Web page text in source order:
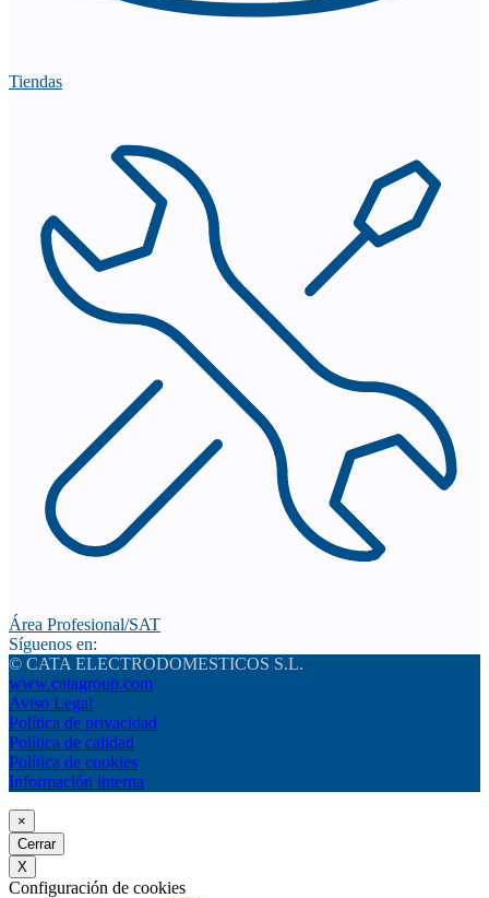
Tiendas
Área Profesional/SAT
Síguenos en:
© CATA ELECTRODOMESTICOS S.L.
www.catagroup.com
Aviso Legal
Política de privacidad
Política de calidad
Política de cookies
Información interna
×
Cerrar
X
Configuración de cookies